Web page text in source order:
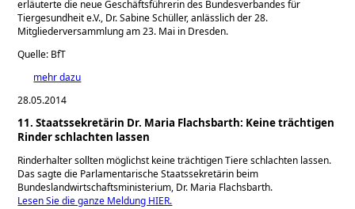
erläuterte die neue Geschäftsführerin des Bundesverbandes für
Tiergesundheit e.V., Dr. Sabine Schüller, anlässlich der 28.
Mitgliederversammlung am 23. Mai in Dresden.
Quelle: BfT
mehr dazu
28.05.2014
11. Staatssekretärin Dr. Maria Flachsbarth: Keine trächtigen
Rinder schlachten lassen
Rinderhalter sollten möglichst keine trächtigen Tiere schlachten lassen.
Das sagte die Parlamentarische Staatssekretärin beim
Bundeslandwirtschaftsministerium, Dr. Maria Flachsbarth.
Lesen Sie die ganze Meldung HIER.